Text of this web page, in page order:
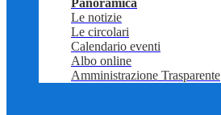
Panoramica
Le notizie
Le circolari
Calendario eventi
Albo online
Amministrazione Trasparente